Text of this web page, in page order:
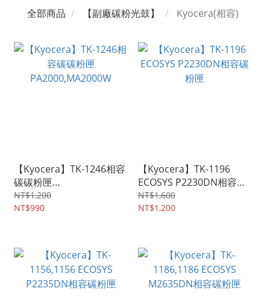
全部商品 【副廠碳粉光鼓】 Kyocera(相容)
【Kyocera】TK-1246相容
碳碳粉匣
PA2000,MA2000W
NT$1,200
NT$990
【Kyocera】TK-1196
ECOSYS P2230DN相容碳
粉匣
NT$1,600
NT$1,200